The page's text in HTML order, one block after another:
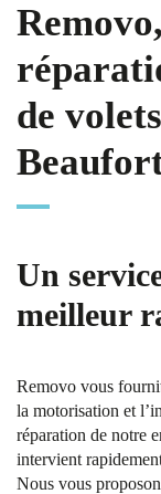
de
Un
meilleur
Removo vous
la motorisation et
réparation de notre
intervient
Nous vous